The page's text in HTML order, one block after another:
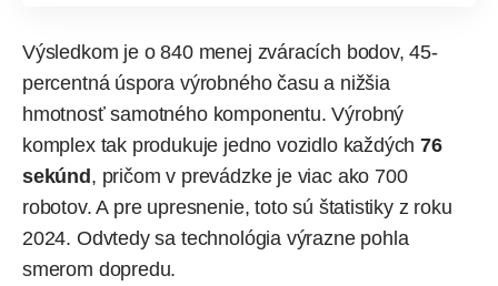
Výsledkom je o 840 menej zváracích bodov, 45-
percentná úspora výrobného času a nižšia
hmotnosť samotného komponentu. Výrobný
komplex tak produkuje jedno vozidlo každých76
sekúnd, pričom v prevádzke je viac ako 700
robotov. A pre upresnenie, toto sú štatistiky z roku
2024. Odvtedy sa technológia výrazne pohla
smerom dopredu.